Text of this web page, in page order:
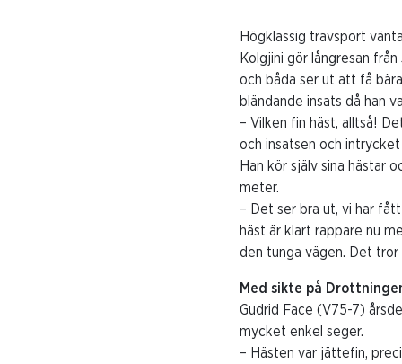
Högklassig travsport
Kolgjini gör långresan
och båda ser ut att få
bländande insats då han
– Vilken fin häst, alltså!
och insatsen och
Han kör själv sina hästar
meter.
– Det ser bra ut, vi har
häst är klart rappare nu
den tunga vägen. Det tror
Med sikte på
Gudrid Face (V75-7)
mycket enkel seger.
– Hästen var jättefin,